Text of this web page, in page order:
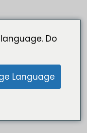
Do
Language